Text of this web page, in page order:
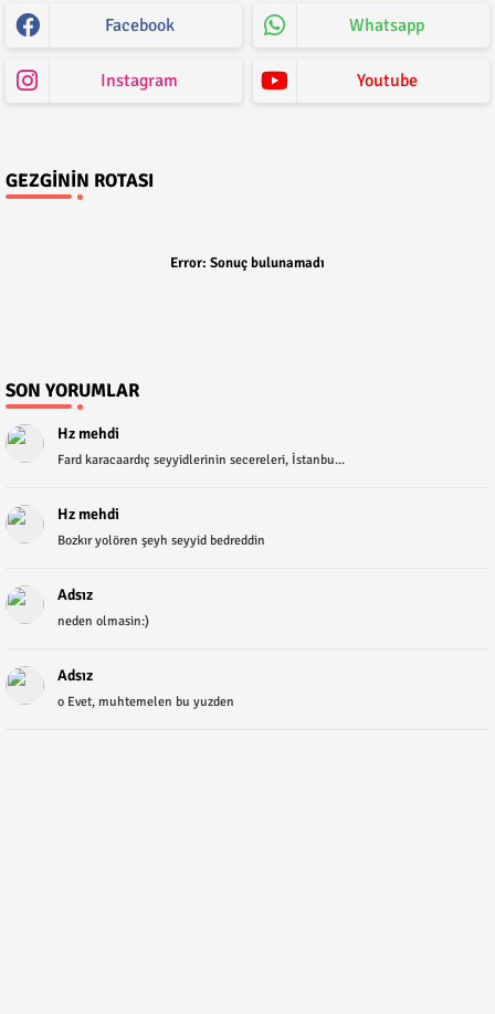
Facebook Whatsapp
Instagram Youtube
GEZGININ ROTASI
Error: Sonuç bulunamadı
SON YORUMLAR
Hz mehdi
Fard karacaardıç seyyidlerinin secereleri, İstanbu...
Hz mehdi
Bozkır yolören şeyh seyyid bedreddin
Adsız
neden olmasin:)
Adsız
o Evet, muhtemelen bu yuzden